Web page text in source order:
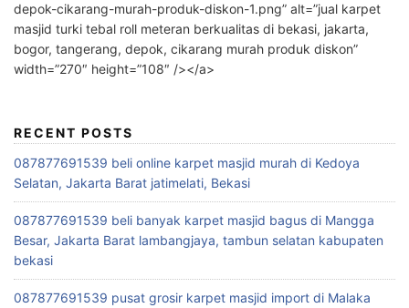
depok-cikarang-murah-produk-diskon-1.png” alt=”jual karpet
masjid turki tebal roll meteran berkualitas di bekasi, jakarta,
bogor, tangerang, depok, cikarang murah produk diskon”
width=”270″ height=”108″ /></a>
RECENT POSTS
087877691539 beli online karpet masjid murah di Kedoya
Selatan, Jakarta Barat jatimelati, Bekasi
087877691539 beli banyak karpet masjid bagus di Mangga
Besar, Jakarta Barat lambangjaya, tambun selatan kabupaten
bekasi
087877691539 pusat grosir karpet masjid import di Malaka